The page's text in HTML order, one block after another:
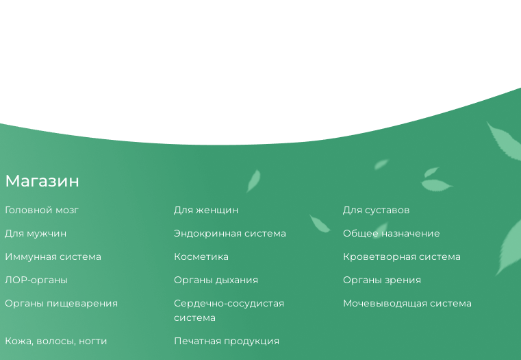
Магазин
Головной мозг Для женщин
Для суставов
Для мужчин
Эндокринная система
Общее назначение
Иммунная система
Косметика
Кроветворная система
ЛОР-органы
Органы дыхания
Органы зрения
Органы пищеварения
Сердечно-сосудистая
система
Мочевыводящая система
Кожа, волосы, ногти Печатная продукция